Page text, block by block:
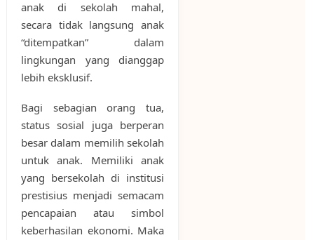
anak di sekolah mahal,
secara tidak langsung anak
“ditempatkan” dalam
lingkungan yang dianggap
lebih eksklusif.
Bagi sebagian orang tua,
status sosial juga berperan
besar dalam memilih sekolah
untuk anak. Memiliki anak
yang bersekolah di institusi
prestisius menjadi semacam
pencapaian atau simbol
keberhasilan ekonomi. Maka